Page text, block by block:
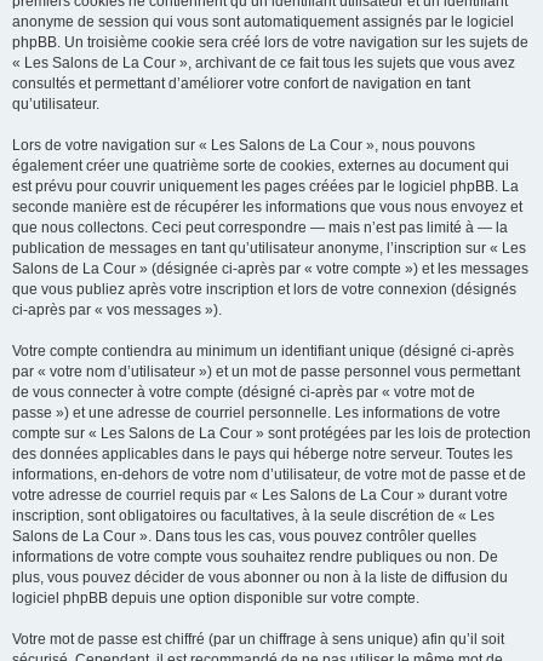
anonyme de session qui vous sont automatiquement assignés par le logiciel
phpBB. Un troisième cookie sera créé lors de votre navigation sur les sujets de
« Les Salons de La Cour », archivant de ce fait tous les sujets que vous avez
consultés et permettant d’améliorer votre confort de navigation en tant
qu’utilisateur.
Lors de votre navigation sur « Les Salons de La Cour », nous pouvons
également créer une quatrième sorte de cookies, externes au document qui
est prévu pour couvrir uniquement les pages créées par le logiciel phpBB. La
seconde manière est de récupérer les informations que vous nous envoyez et
que nous collectons. Ceci peut correspondre — mais n’est pas limité à — la
publication de messages en tant qu’utilisateur anonyme, l’inscription sur « Les
Salons de La Cour » (désignée ci-après par « votre compte ») et les messages
que vous publiez après votre inscription et lors de votre connexion (désignés
ci-après par « vos messages »).
Votre compte contiendra au minimum un identifiant unique (désigné ci-après
par « votre nom d’utilisateur ») et un mot de passe personnel vous permettant
de vous connecter à votre compte (désigné ci-après par « votre mot de
passe ») et une adresse de courriel personnelle. Les informations de votre
compte sur « Les Salons de La Cour » sont protégées par les lois de protection
des données applicables dans le pays qui héberge notre serveur. Toutes les
informations, en-dehors de votre nom d’utilisateur, de votre mot de passe et de
votre adresse de courriel requis par « Les Salons de La Cour » durant votre
inscription, sont obligatoires ou facultatives, à la seule discrétion de « Les
Salons de La Cour ». Dans tous les cas, vous pouvez contrôler quelles
informations de votre compte vous souhaitez rendre publiques ou non. De
plus, vous pouvez décider de vous abonner ou non à la liste de diffusion du
logiciel phpBB depuis une option disponible sur votre compte.
Votre mot de passe est chiffré (par un chiffrage à sens unique) afin qu’il soit